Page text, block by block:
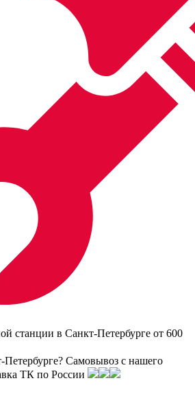
станции в Санкт-Петербурге от 600
Петербурге? Самовывоз с нашего
ТК по России